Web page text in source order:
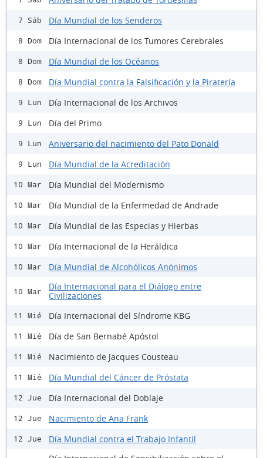
7 Sáb Día Mundial de los Senderos
8 Dom Día Internacional de los Tumores Cerebrales
8 Dom Día Mundial de los Océanos
8 Dom Día Mundial contra la Falsificación y la Piratería
9 Lun Día Internacional de los Archivos
9 Lun Día del Primo
9 Lun Aniversario del nacimiento del Pato Donald
9 Lun Día Mundial de la Acreditación
10 Mar Día Mundial del Modernismo
10 Mar Día Mundial de la Enfermedad de Andrade
10 Mar Día Mundial de las Especias y Hierbas
10 Mar Día Internacional de la Heráldica
10 Mar Día Mundial de Alcohólicos Anónimos
10 Mar
Día Internacional para el Diálogo entre
Civilizaciones
11 Mié Día Internacional del Síndrome KBG
11 Mié Día de San Bernabé Apóstol
11 Mié Nacimiento de Jacques Cousteau
11 Mié Día Mundial del Cáncer de Próstata
12 Jue Día Internacional del Doblaje
12 Jue Nacimiento de Ana Frank
12 Jue
Día Mundial contra el Trabajo Infantil